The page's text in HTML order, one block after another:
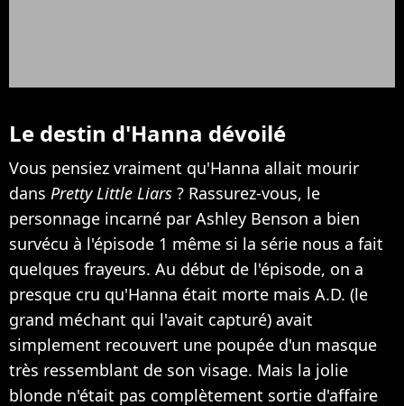
Le destin d'Hanna dévoilé
Vous pensiez vraiment qu'Hanna allait mourir
dans Pretty Little Liars ? Rassurez-vous, le
personnage incarné par Ashley Benson a bien
survécu à l'épisode 1 même si la série nous a fait
quelques frayeurs. Au début de l'épisode, on a
presque cru qu'Hanna était morte mais A.D. (le
grand méchant qui l'avait capturé) avait
simplement recouvert une poupée d'un masque
très ressemblant de son visage. Mais la jolie
blonde n'était pas complètement sortie d'affaire